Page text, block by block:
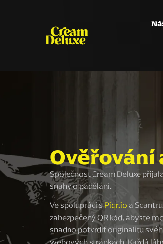
Ověřování
Společnost Cream Deluxe
snahy o padělání.
Ve spolupráci sPiqr.io a
zabezpečený QR kód, abyste
snadno potvrdit originalitu
webových stránkách. Každá